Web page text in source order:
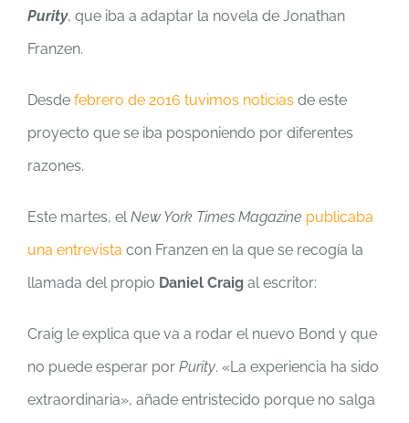
Purity, que iba a adaptar la novela de Jonathan
Franzen.
Desde febrero de 2016 tuvimos noticias de este
proyecto que se iba posponiendo por diferentes
razones.
Este martes, elNew York Times Magazine publicaba
una entrevista con Franzen en la que se recogía la
llamada del propio Daniel Craig al escritor:
Craig le explica que va a rodar el nuevo Bond y que
no puede esperar por Purity. «La experiencia ha sido
extraordinaria», añade entristecido porque no salga